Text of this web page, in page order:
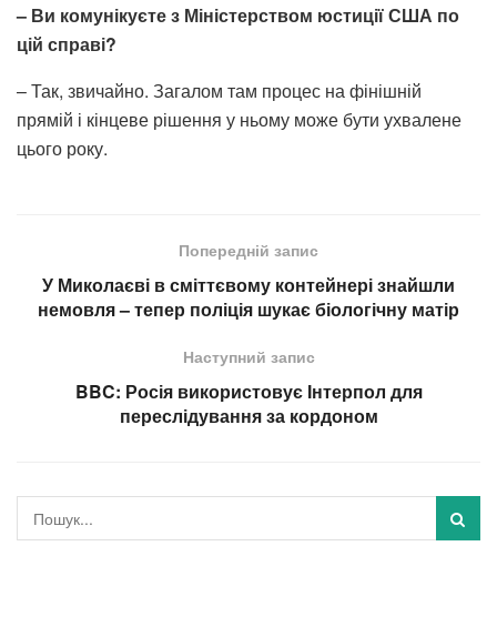
– Ви комунікуєте з Міністерством юстиції США по
цій справі?
– Так, звичайно. Загалом там процес на фінішній
прямій і кінцеве рішення у ньому може бути ухвалене
цього року.
Попередній запис
У Миколаєві в сміттєвому контейнері знайшли
немовля – тепер поліція шукає біологічну матір
Наступний запис
BBC: Росія використовує Інтерпол для
переслідування за кордоном